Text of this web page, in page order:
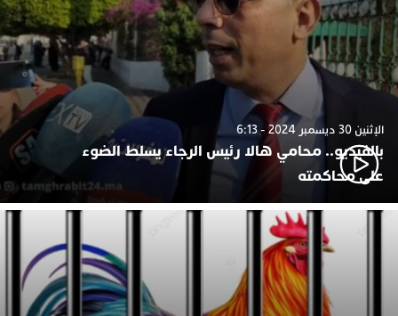
الإثنين 30 ديسمبر 2024 - 6:13
بالفيديو.. محامي هالا رئيس الرجاء يسلط الضوء
على محاكمته